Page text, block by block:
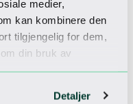
medier,
kan kombinere den
tilgjengelig for dem,
din bruk av
Detaljer
som tema.
mindre tallerkener
med